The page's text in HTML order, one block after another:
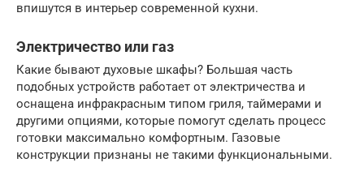
впишутся в интерьер современной кухни.
Электричество или газ
Какие бывают духовые шкафы? Большая часть
подобных устройств работает от электричества и
оснащена инфракрасным типом гриля, таймерами и
другими опциями, которые помогут сделать процесс
готовки максимально комфортным. Газовые
конструкции признаны не такими функциональными.